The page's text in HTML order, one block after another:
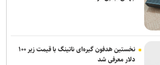
نخستین هدفون گیره‌ای ناتینگ با قیمت زیر ۱۰۰
دلار معرفی شد